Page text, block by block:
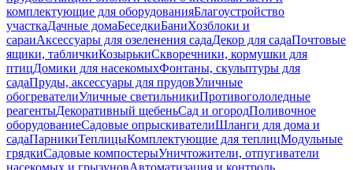
комплектующие для оборудованияБлагоустройство
участкаДачные домаБеседкиБаниХозблоки и
сараиАксессуары для озеленения садаДекор для садаПочтовые
ящики, табличкиКозырькиСкворечники, кормушки для
птицДомики для насекомыхФонтаны, скульптуры для
садаПруды, аксессуары для прудовУличные
обогревателиУличные светильникиПротивогололедные
реагентыДекоративный щебеньСад и огородПоливочное
оборудованиеСадовые опрыскивателиШланги для дома и
садаПарникиТеплицыКомплектующие для теплицМодульные
грядкиСадовые компостерыУничтожители, отпугиватели
насекомых и грызуновАвтоматизация и контроль